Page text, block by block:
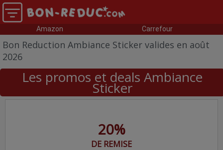
Amazon Carrefour
Bon Reduction Ambiance Sticker valides en août
2026
Les promos et deals Ambiance
Sticker
20%
DE REMISE